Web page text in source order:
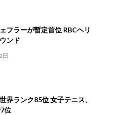
フラーが暫定首位 RBCヘリ
ンド
日
界ランク85位 女子テニス、
位